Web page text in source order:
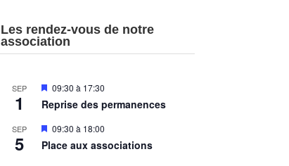
Les rendez-vous de notre
association
SEP
1
Mis
avant
09:30 à 17:30
Reprise des permanences
SEP
5
Mis
avant
09:30 à 18:00
Place aux associations